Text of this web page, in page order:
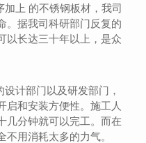
上 的不锈钢板材，我司
。据我司科研部门反复的
以长达三十年以上，是众
计部门以及研发部门，
启和安装方便性。施工人
几分钟就可以完工。而在
用消耗太多的力气。